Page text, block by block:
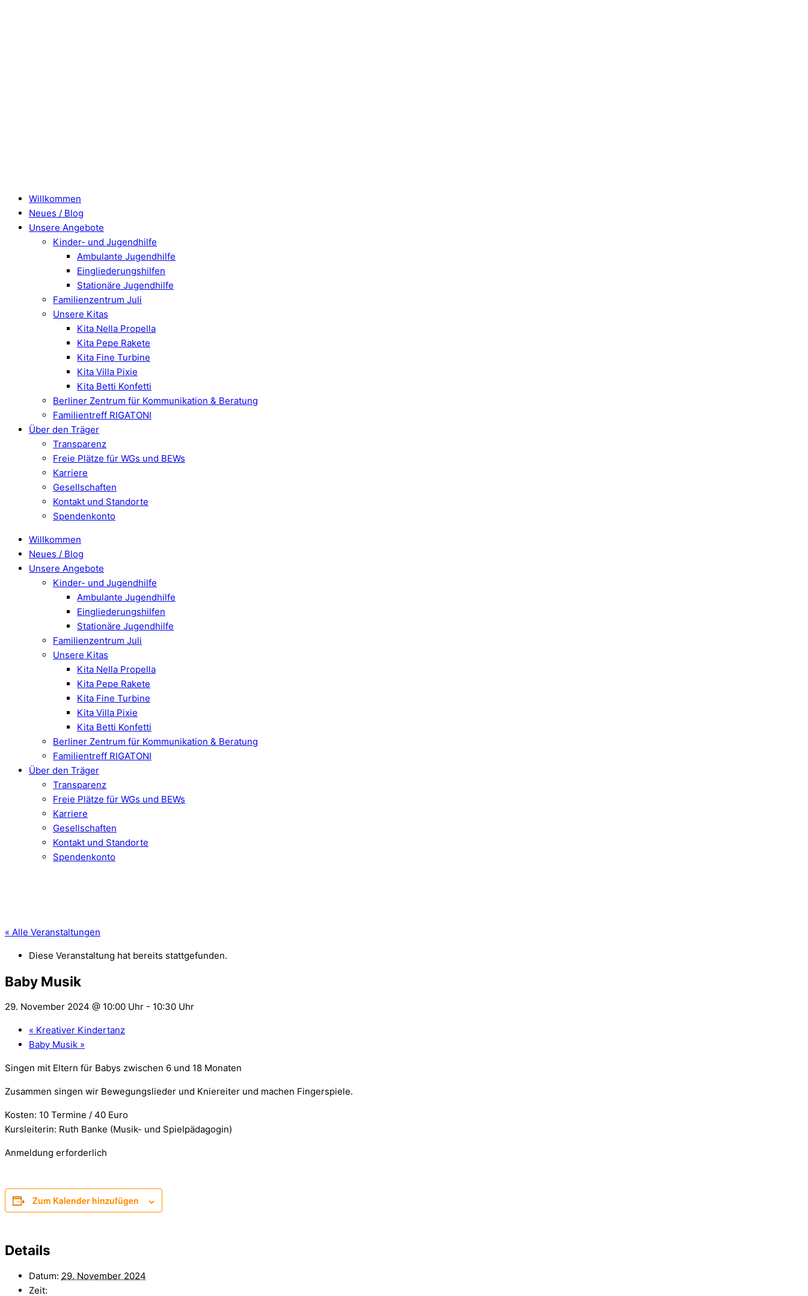
Willkommen
Neues / Blog
Unsere Angebote
Kinder- und Jugendhilfe
Ambulante Jugendhilfe
Eingliederungshilfen
Stationäre Jugendhilfe
Familienzentrum Juli
Unsere Kitas
Kita Nella Propella
Kita Pepe Rakete
Kita Fine Turbine
Kita Villa Pixie
Kita Betti Konfetti
Berliner Zentrum für Kommunikation & Beratung
Familientreff RIGATONI
Über den Träger
Transparenz
Freie Plätze für WGs und BEWs
Karriere
Gesellschaften
Kontakt und Standorte
Spendenkonto
Willkommen
Neues / Blog
Unsere Angebote
Kinder- und Jugendhilfe
Ambulante Jugendhilfe
Eingliederungshilfen
Stationäre Jugendhilfe
Familienzentrum Juli
Unsere Kitas
Kita Nella Propella
Kita Pepe Rakete
Kita Fine Turbine
Kita Villa Pixie
Kita Betti Konfetti
Berliner Zentrum für Kommunikation & Beratung
Familientreff RIGATONI
Über den Träger
Transparenz
Freie Plätze für WGs und BEWs
Karriere
Gesellschaften
Kontakt und Standorte
Spendenkonto
« Alle Veranstaltungen
Diese Veranstaltung hat bereits stattgefunden.
Baby Musik
29. November 2024 @ 10:00 Uhr - 10:30 Uhr
« Kreativer Kindertanz
Baby Musik »
Singen mit Eltern für Babys zwischen 6 und 18 Monaten
Zusammen singen wir Bewegungslieder und Kniereiter und machen Fingerspiele.
Kosten: 10 Termine / 40 Euro
Kursleiterin: Ruth Banke (Musik- und Spielpädagogin)
Anmeldung erforderlich
Zum Kalender hinzufügen
Details
Datum: 29. November 2024
Zeit: